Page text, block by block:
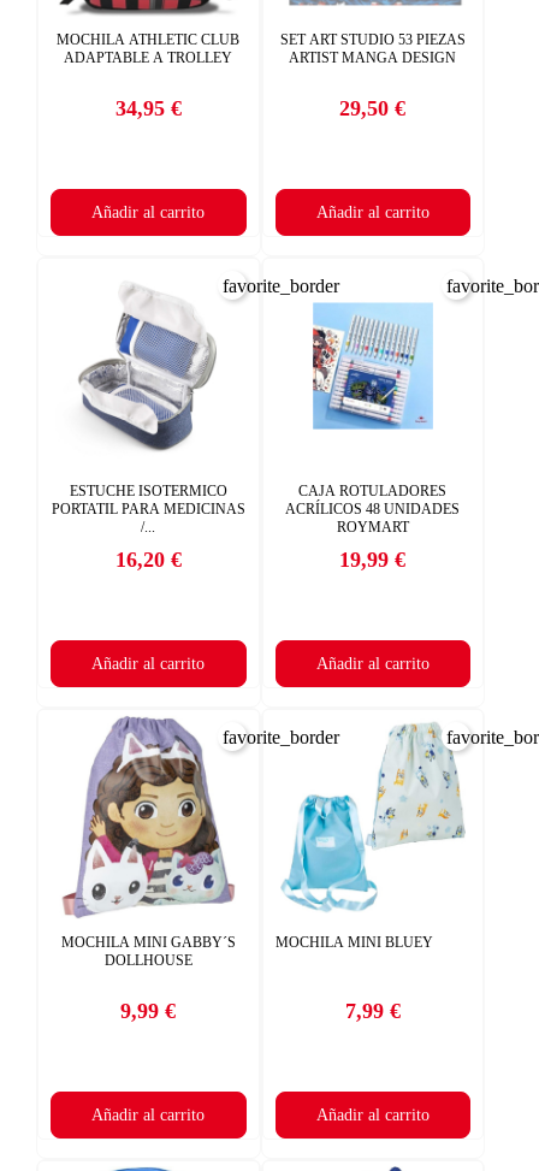
MOCHILA ATHLETIC CLUB
ADAPTABLE A TROLLEY
Precio
34,95 €
Añadir al carrito
SET ART STUDIO 53 PIEZAS
ARTIST MANGA DESIGN
Precio
29,50 €
Añadir al carrito
ESTUCHE ISOTERMICO
PORTATIL PARA MEDICINAS
/...
Precio
16,20 €
Añadir al carrito
favorite_border
CAJA ROTULADORES
ACRÍLICOS 48 UNIDADES
ROYMART
Precio
19,99 €
Añadir al carrito
MOCHILA MINI GABBY´S
DOLLHOUSE
Precio
9,99 €
Añadir al carrito
favorite_border
MOCHILA MINI BLUEY
Precio
7,99 €
Añadir al carrito